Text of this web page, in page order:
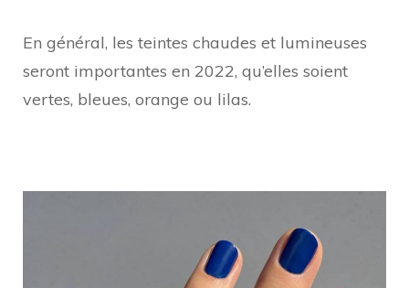
En général, les teintes chaudes et lumineuses
seront importantes en 2022, qu’elles soient
vertes, bleues, orange ou lilas.